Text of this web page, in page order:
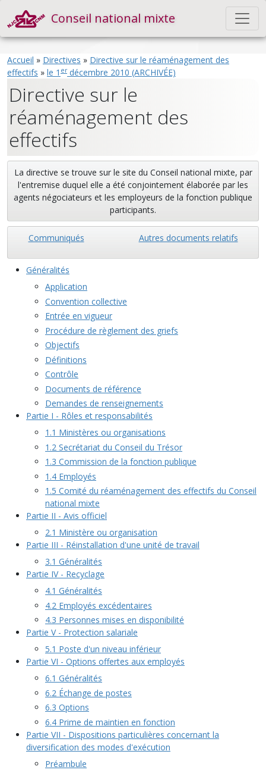
Conseil national mixte
Accueil » Directives » Directive sur le réaménagement des
effectifs » le 1 erdécembre 2010 (ARCHIVÉE)
Directive sur le
réaménagement des
effectifs
La directive se trouve sur le site du Conseil national mixte, par
l'entremise duquel elle a été conjointement élaborée par les
agents négociateurs et les employeurs de la fonction publique
participants.
Communiqués Autres documents relatifs
Généralités
Application
Convention collective
Entrée en vigueur
Procédure de règlement des griefs
Objectifs
Définitions
Contrôle
Documents de référence
Demandes de renseignements
Partie I - Rôles et responsabilités
1.1 Ministères ou organisations
1.2 Secrétariat du Conseil du Trésor
1.3 Commission de la fonction publique
1.4 Employés
1.5 Comité du réaménagement des effectifs du Conseil
national mixte
Partie II - Avis officiel
2.1 Ministère ou organisation
Partie III - Réinstallation d'une unité de travail
3.1 Généralités
Partie IV - Recyclage
4.1 Généralités
4.2 Employés excédentaires
4.3 Personnes mises en disponibilité
Partie V - Protection salariale
5.1 Poste d'un niveau inférieur
Partie VI - Options offertes aux employés
6.1 Généralités
6.2 Échange de postes
6.3 Options
6.4 Prime de maintien en fonction
Partie VII - Dispositions particulières concernant la
diversification des modes d'exécution
Préambule